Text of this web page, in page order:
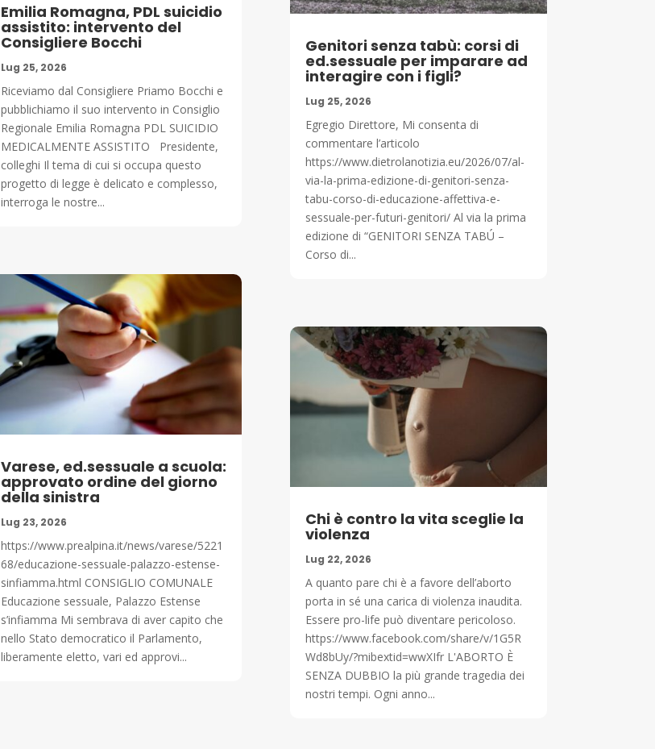
Emilia Romagna, PDL suicidio
assistito: intervento del
Consigliere Bocchi
Lug 25, 2026
Riceviamo dal Consigliere Priamo Bocchi e
pubblichiamo il suo intervento in Consiglio
Regionale Emilia Romagna PDL SUICIDIO
MEDICALMENTE ASSISTITO Presidente,
colleghi Il tema di cui si occupa questo
progetto di legge è delicato e complesso,
interroga le nostre...
Varese, ed.sessuale a scuola:
approvato ordine del giorno
della sinistra
Lug 23, 2026
https://www.prealpina.it/news/varese/5221
68/educazione-sessuale-palazzo-estense-
sinfiamma.html CONSIGLIO COMUNALE
Educazione sessuale, Palazzo Estense
s’infiamma Mi sembrava di aver capito che
nello Stato democratico il Parlamento,
liberamente eletto, vari ed approvi...
Genitori senza tabù: corsi di
ed.sessuale per imparare ad
interagire con i figli?
Lug 25, 2026
Egregio Direttore, Mi consenta di
commentare l’articolo
https://www.dietrolanotizia.eu/2026/07/al-
via-la-prima-edizione-di-genitori-senza-
tabu-corso-di-educazione-affettiva-e-
sessuale-per-futuri-genitori/ Al via la prima
edizione di “GENITORI SENZA TABÚ –
Corso di...
Chi è contro la vita sceglie la
violenza
Lug 22, 2026
A quanto pare chi è a favore dell’aborto
porta in sé una carica di violenza inaudita.
Essere pro-life può diventare pericoloso.
https://www.facebook.com/share/v/1G5R
Wd8bUy/?mibextid=wwXIfr L'ABORTO È
SENZA DUBBIO la più grande tragedia dei
nostri tempi. Ogni anno...